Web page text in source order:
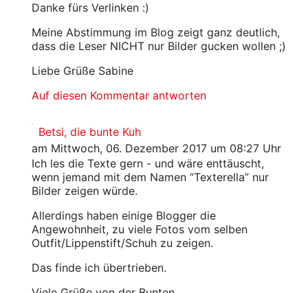
Danke fürs Verlinken :)
Meine Abstimmung im Blog zeigt ganz deutlich,
dass die Leser NICHT nur Bilder gucken wollen ;)
Liebe Grüße Sabine
Auf diesen Kommentar antworten
Betsi, die bunte Kuh
am Mittwoch, 06. Dezember 2017 um 08:27 Uhr
Ich les die Texte gern - und wäre enttäuscht,
wenn jemand mit dem Namen “Texterella” nur
Bilder zeigen würde.
Allerdings haben einige Blogger die
Angewohnheit, zu viele Fotos vom selben
Outfit/Lippenstift/Schuh zu zeigen.
Das finde ich übertrieben.